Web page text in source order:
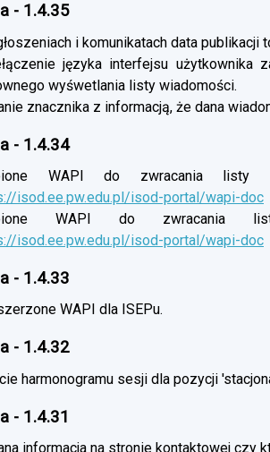
- 1.4.35
i komunikatach data
języka interfejsu użytkownika
wyśwetlania listy wiadomości.
znacznika z informacją, że dana
- 1.4.34
WAPI do zwracania listy
isod.ee.pw.edu.pl/isod-portal/wapi-doc
WAPI do zwracania listy
isod.ee.pw.edu.pl/isod-portal/wapi-doc
- 1.4.33
WAPI dla ISEPu.
- 1.4.32
harmonogramu sesji dla pozycji
- 1.4.31
informacja na stronie kontaktowej czy